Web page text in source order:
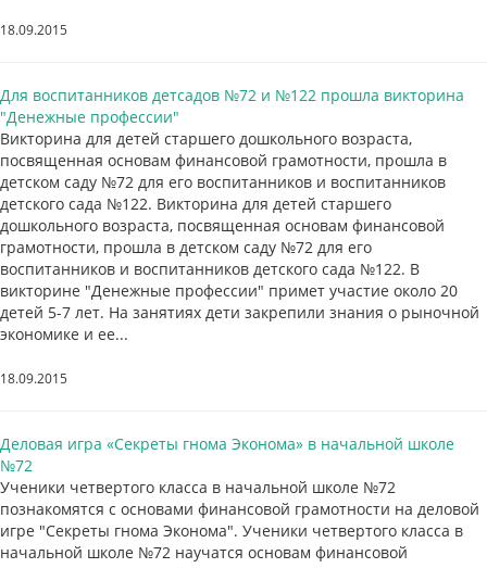
18.09.2015
Для воспитанников детсадов №72 и №122 прошла викторина
"Денежные профессии"
Викторина для детей старшего дошкольного возраста,
посвященная основам финансовой грамотности, прошла в
детском саду №72 для его воспитанников и воспитанников
детского сада №122. Викторина для детей старшего
дошкольного возраста, посвященная основам финансовой
грамотности, прошла в детском саду №72 для его
воспитанников и воспитанников детского сада №122. В
викторине "Денежные профессии" примет участие около 20
детей 5-7 лет. На занятиях дети закрепили знания о рыночной
экономике и ее...
18.09.2015
Деловая игра «Секреты гнома Эконома» в начальной школе
№72
Ученики четвертого класса в начальной школе №72
познакомятся с основами финансовой грамотности на деловой
игре "Секреты гнома Эконома". Ученики четвертого класса в
начальной школе №72 научатся основам финансовой